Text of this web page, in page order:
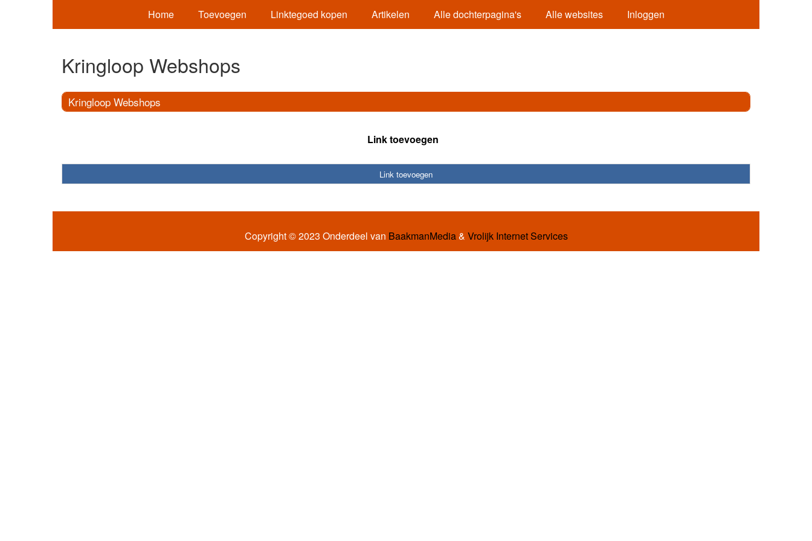
Home Toevoegen Linktegoed kopen Artikelen Alle dochterpagina's Alle websites Inloggen
Kringloop Webshops
Kringloop Webshops
Link toevoegen
Link toevoegen
Copyright © 2023 Onderdeel van BaakmanMedia& Vrolijk Internet Services